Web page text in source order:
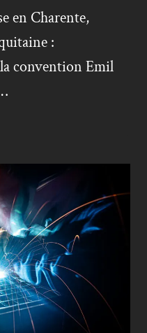
en Charente,
:
convention Emil